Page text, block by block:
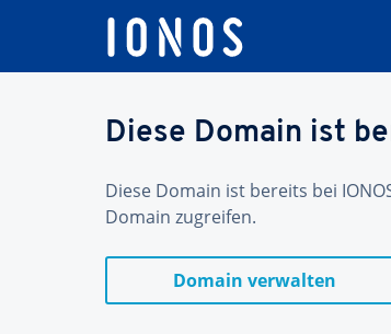
Diese Domain ist
Diese Domain ist bereits bei
Domain zugreifen.
Domain verwalten